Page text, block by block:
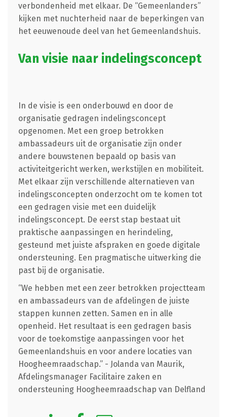
verbondenheid met elkaar. De “Gemeenlanders”
kijken met nuchterheid naar de beperkingen van
het eeuwenoude deel van het Gemeenlandshuis.
Van visie naar indelingsconcept
In de visie is een onderbouwd en door de
organisatie gedragen indelingsconcept
opgenomen. Met een groep betrokken
ambassadeurs uit de organisatie zijn onder
andere bouwstenen bepaald op basis van
activiteitgericht werken, werkstijlen en mobiliteit.
Met elkaar zijn verschillende alternatieven van
indelingsconcepten onderzocht om te komen tot
een gedragen visie met een duidelijk
indelingsconcept. De eerst stap bestaat uit
praktische aanpassingen en herindeling,
gesteund met juiste afspraken en goede digitale
ondersteuning. Een pragmatische uitwerking die
past bij de organisatie.
“We hebben met een zeer betrokken projectteam
en ambassadeurs van de afdelingen de juiste
stappen kunnen zetten. Samen en in alle
openheid. Het resultaat is een gedragen basis
voor de toekomstige aanpassingen voor het
Gemeenlandshuis en voor andere locaties van
Hoogheemraadschap.” - Jolanda van Maurik,
Afdelingsmanager Facilitaire zaken en
ondersteuning Hoogheemraadschap van Delfland